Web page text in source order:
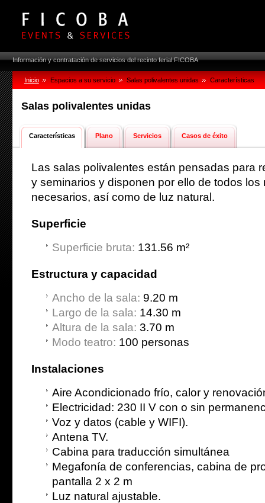
Información y contratación de servicios del recinto ferial FICOBA
Inicio Espacios a su servicio Salas polivalentes unidas Características
Salas polivalentes unidas
Características Plano Servicios Casos de éxito
Las salas polivalentes están pensadas para
y seminarios y disponen por ello de todos
necesarios, así como de luz natural.
Superficie
Superficie bruta: 131.56 m²
Estructura y capacidad
Ancho de la sala: 9.20 m
Largo de la sala: 14.30 m
Altura de la sala: 3.70 m
Modo teatro: 100 personas
Instalaciones
Aire Acondicionado frío, calor y
Electricidad: 230 II V con o sin
Voz y datos (cable y WIFI).
Antena TV.
Cabina para traducción simultánea
Megafonía de conferencias, cabina de
pantalla 2 x 2 m
Luz natural ajustable.